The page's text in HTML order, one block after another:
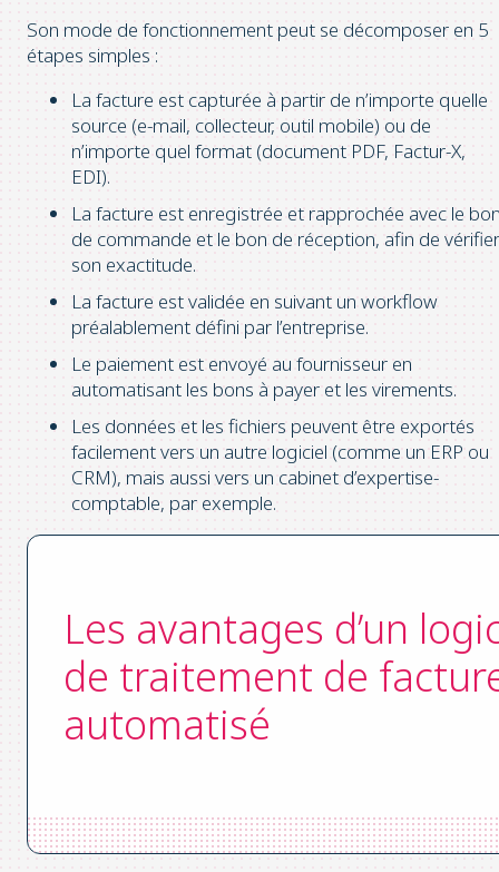
Son mode de fonctionnement peut se décomposer en 5
étapes simples :
La facture est capturée à partir de n’importe quelle
source (e-mail, collecteur, outil mobile) ou de
n’importe quel format (document PDF, Factur-X,
EDI).
La facture est enregistrée et rapprochée avec le
de commande et le bon de réception, afin de vérifier
son exactitude.
La facture est validée en suivant un workflow
préalablement défini par l’entreprise.
Le paiement est envoyé au fournisseur en
automatisant les bons à payer et les virements.
Les données et les fichiers peuvent être exportés
facilement vers un autre logiciel (comme un ERP ou
CRM), mais aussi vers un cabinet d’expertise-
comptable, par exemple.
Les avantages d’un
de traitement de
automatisé